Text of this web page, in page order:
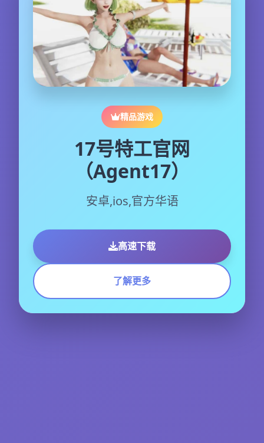
精品游戏
17号特工官网
（Agent17）
安卓,ios,官方华语
高速下载
了解更多